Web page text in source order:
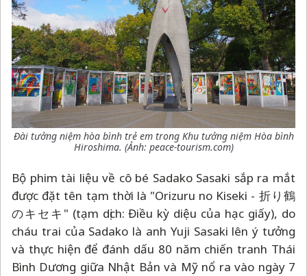
Đài tưởng niệm hòa bình trẻ em trong Khu tưởng niệm Hòa bình
Hiroshima. (Ảnh: peace-tourism.com)
Bộ phim tài liệu về cô bé Sadako Sasaki sắp ra mắt
được đặt tên tạm thời là "Orizuru no Kiseki - 折り鶴
のキセキ" (tạm dịch: Điều kỳ diệu của hạc giấy), do
cháu trai của Sadako là anh Yuji Sasaki lên ý tưởng
và thực hiện để đánh dấu 80 năm chiến tranh Thái
Bình Dương giữa Nhật Bản và Mỹ nổ ra vào ngày 7